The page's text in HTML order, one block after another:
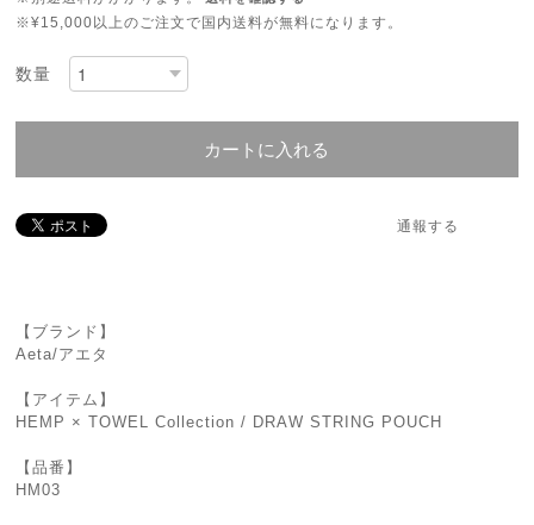
※¥15,000以上のご注文で国内送料が無料になります。
数量
カートに入れる
通報する
【ブランド】
Aeta/アエタ
【アイテム】
HEMP × TOWEL Collection / DRAW STRING POUCH
【品番】
HM03